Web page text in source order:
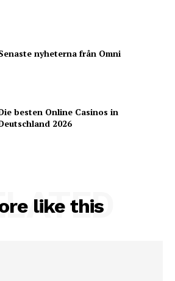
nyheterna från Omni
besten Online Casinos in
2026
like this